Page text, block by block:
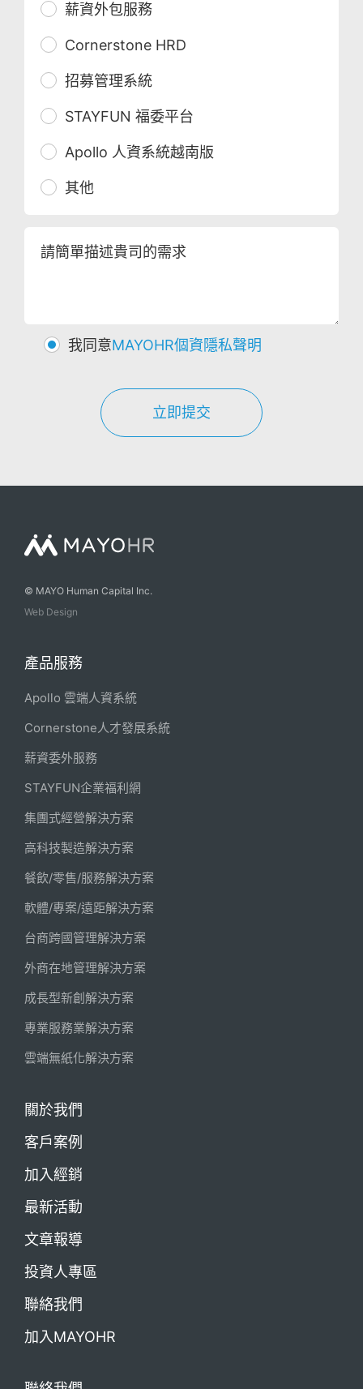
薪資外包服務
Cornerstone HRD
招募管理系統
STAYFUN 福委平台
Apollo 人資系統越南版
其他
請簡單描述貴司的需求
我同意MAYOHR個資隱私聲明
立即提交
© MAYO Human Capital Inc.
Web Design
產品服務
Apollo 雲端人資系統
Cornerstone人才發展系統
薪資委外服務
STAYFUN企業福利網
集團式經營解決方案
高科技製造解決方案
餐飲/零售/服務解決方案
軟體/專案/遠距解決方案
台商跨國管理解決方案
外商在地管理解決方案
成長型新創解決方案
專業服務業解決方案
雲端無紙化解決方案
關於我們
客戶案例
加入經銷
最新活動
文章報導
投資人專區
聯絡我們
加入MAYOHR